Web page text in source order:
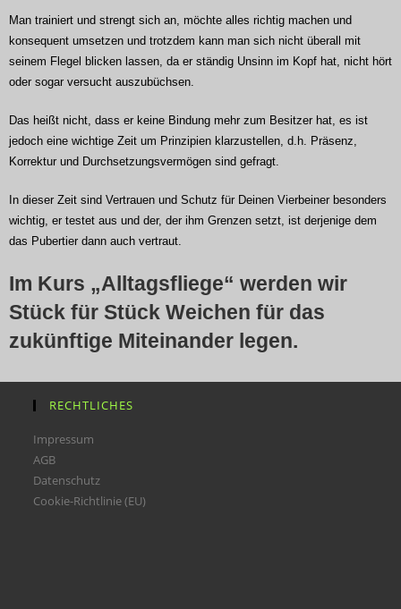
Man trainiert und strengt sich an, möchte alles richtig machen und
konsequent umsetzen und trotzdem kann man sich nicht überall mit
seinem Flegel blicken lassen, da er ständig Unsinn im Kopf hat, nicht hört
oder sogar versucht auszubüchsen.
Das heißt nicht, dass er keine Bindung mehr zum Besitzer hat, es ist
jedoch eine wichtige Zeit um Prinzipien klarzustellen, d.h. Präsenz,
Korrektur und Durchsetzungsvermögen sind gefragt.
In dieser Zeit sind Vertrauen und Schutz für Deinen Vierbeiner besonders
wichtig, er testet aus und der, der ihm Grenzen setzt, ist derjenige dem
das Pubertier dann auch vertraut.
Im Kurs „Alltagsfliege“ werden wir
Stück für Stück Weichen für das
zukünftige Miteinander legen.
RECHTLICHES
Impressum
AGB
Datenschutz
Cookie-Richtlinie (EU)